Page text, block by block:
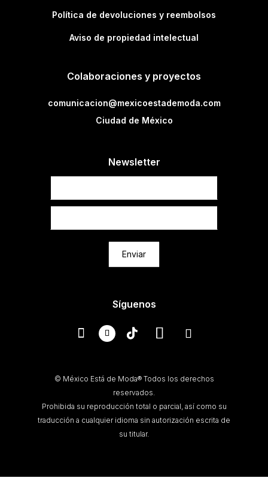
Política de devoluciones y reembolsos
Aviso de propiedad intelectual
Colaboraciones y proyectos
comunicacion@mexicoestademoda.com
Ciudad de México
Newsletter
Enviar
Síguenos
© México Está de Moda® Todos los derechos
reservados.
Prohibida su reproducción total o parcial, así como su
traducción a cualquier idioma sin autorización escrita de
su titular.